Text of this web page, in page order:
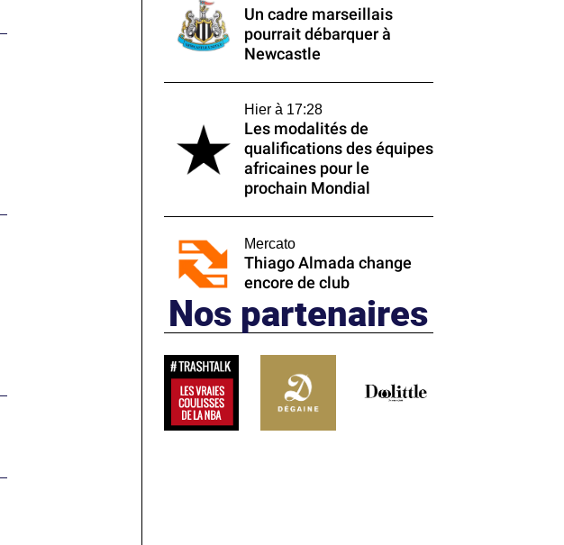
Un cadre marseillais
pourrait débarquer à
Newcastle
Hier à 17:28
Les modalités de
qualifications des équipes
africaines pour le
prochain Mondial
Mercato
Thiago Almada change
encore de club
Nos partenaires